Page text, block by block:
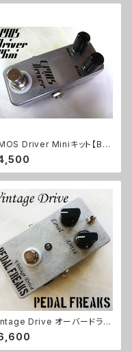
Driver Miniキット【BA
KIT】
Drive オーバードライ
ット【PEDAL FREAKS】